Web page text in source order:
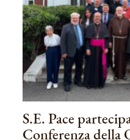
S.E. Pace
Conferenza della